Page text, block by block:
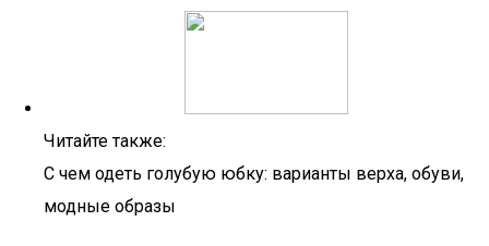
Читайте также:
С чем одеть голубую юбку: варианты верха, обуви,
модные образы